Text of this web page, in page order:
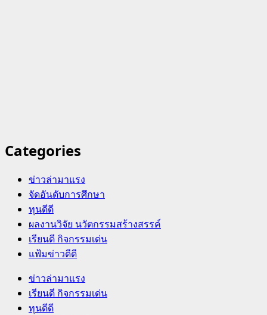
Categories
ข่าวล่ามาแรง
จัดอันดับการศึกษา
ทุนดีดี
ผลงานวิจัย นวัตกรรมสร้างสรรค์
เรียนดี กิจกรรมเด่น
แฟ้มข่าวดีดี
Primary
Menu
ข่าวล่ามาแรง
เรียนดี กิจกรรมเด่น
ทุนดีดี